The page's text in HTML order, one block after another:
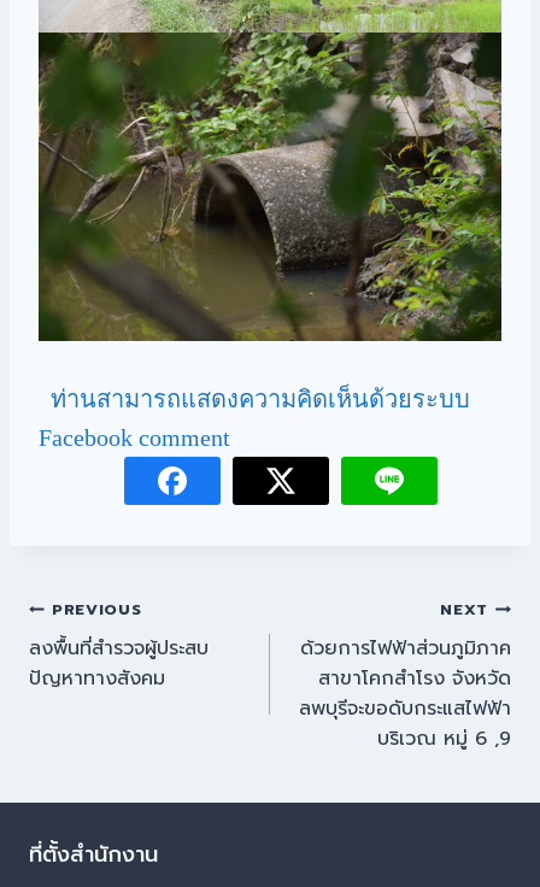
ท่านสามารถแสดงความคิดเห็นด้วยระบบ
Facebook comment
PREVIOUS
ลงพื้นที่สำรวจผู้ประสบ
ปัญหาทางสังคม
NEXT
ด้วยการไฟฟ้าส่วนภูมิภาค
สาขาโคกสำโรง จังหวัด
ลพบุรีจะขอดับกระแสไฟฟ้า
บริเวณ หมู่ 6 ,9
ที่ตั้งสำนักงาน